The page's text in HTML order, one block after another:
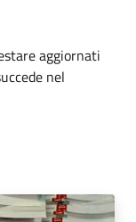
aggiornati
nel